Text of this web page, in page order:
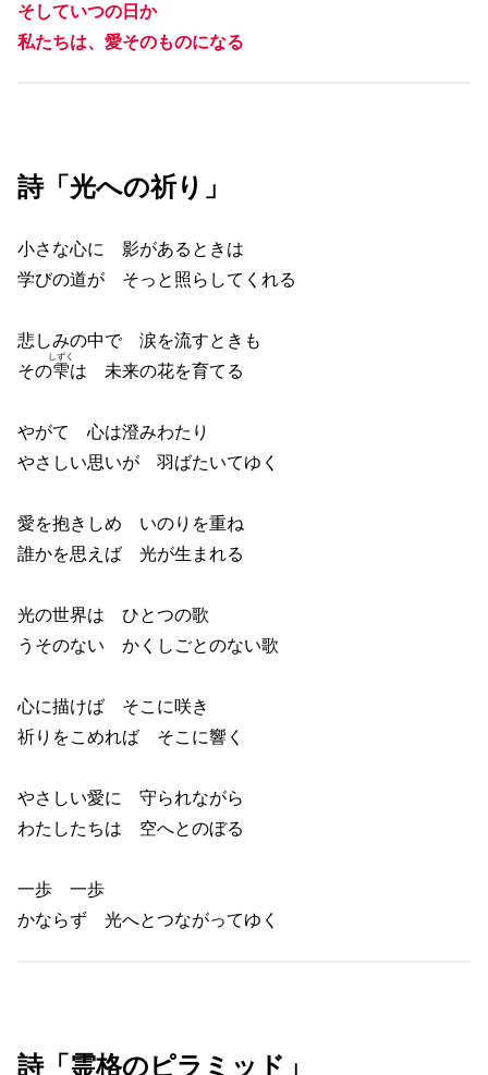
そしていつの日か
私たちは、愛そのものになる
詩「光への祈り」
小さな心に 影があるときは
学びの道が そっと照らしてくれる
悲しみの中で 涙を流すときも
その雫
しずく
は 未来の花を育てる
やがて 心は澄みわたり
やさしい思いが 羽ばたいてゆく
愛を抱きしめ いのりを重ね
誰かを思えば 光が生まれる
光の世界は ひとつの歌
うそのない かくしごとのない歌
心に描けば そこに咲き
祈りをこめれば そこに響く
やさしい愛に 守られながら
わたしたちは 空へとのぼる
一歩 一歩
かならず 光へとつながってゆく
詩「霊格のピラミッド」